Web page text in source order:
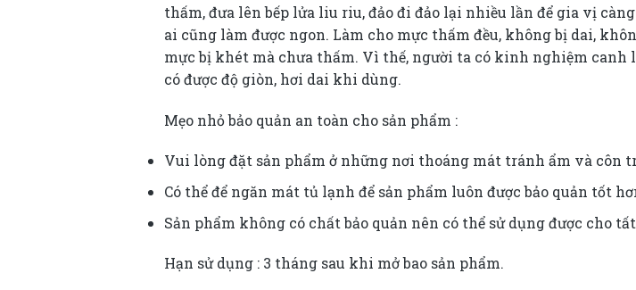
thấm, đưa lên bếp lửa liu riu, đảo đi đảo lại nhiều lần để gia vị
ai cũng làm được ngon. Làm cho mực thấm đều, không bị dai,
mực bị khét mà chưa thấm. Vì thế, người ta có kinh nghiệm canh
có được độ giòn, hơi dai khi dùng.
Mẹo nhỏ bảo quản an toàn cho sản phẩm :
Vui lòng đặt sản phẩm ở những nơi thoáng mát tránh ẩm và côn
Có thể để ngăn mát tủ lạnh để sản phẩm luôn được bảo quản tốt
Sản phẩm không có chất bảo quản nên có thể sử dụng được cho
Hạn sử dụng : 3 tháng sau khi mở bao sản phẩm.